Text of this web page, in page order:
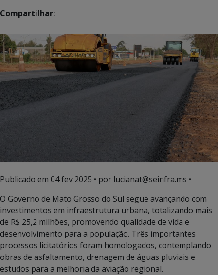
Compartilhar:
Publicado em 04 fev 2025 • por lucianat@seinfra.ms •
O Governo de Mato Grosso do Sul segue avançando com
investimentos em infraestrutura urbana, totalizando mais
de R$ 25,2 milhões, promovendo qualidade de vida e
desenvolvimento para a população. Três importantes
processos licitatórios foram homologados, contemplando
obras de asfaltamento, drenagem de águas pluviais e
estudos para a melhoria da aviação regional.